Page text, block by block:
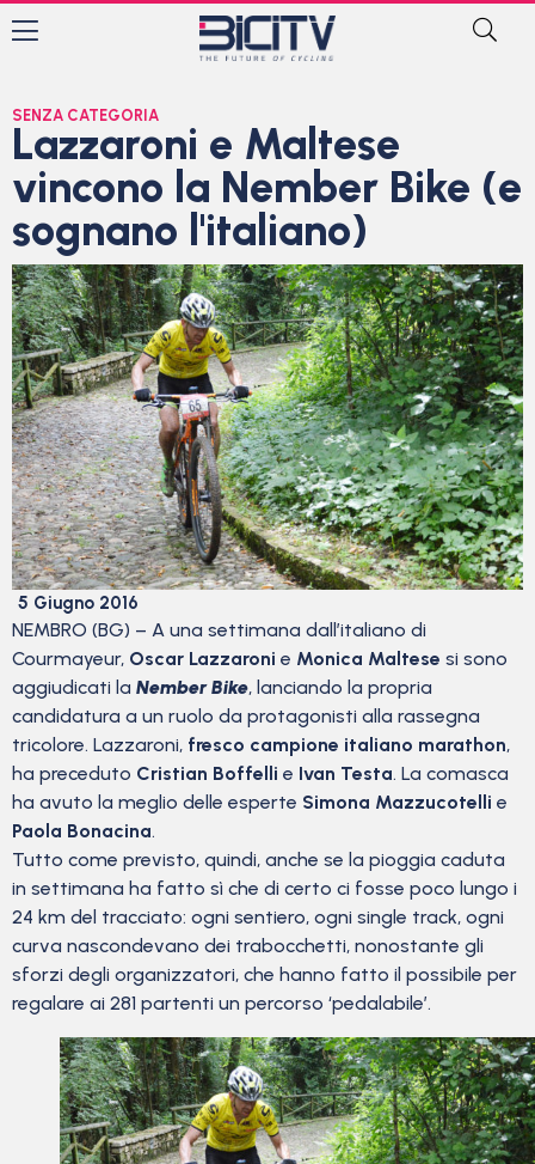
SENZA CATEGORIA
Lazzaroni e Maltese
vincono la Nember Bike (e
sognano l'italiano)
5 Giugno 2016
NEMBRO (BG) – A una settimana dall’italiano di
Courmayeur, Oscar Lazzaroni e Monica Maltese si sono
aggiudicati la Nember Bike, lanciando la propria
candidatura a un ruolo da protagonisti alla rassegna
tricolore. Lazzaroni, fresco campione italiano marathon,
ha preceduto Cristian Boffelli e Ivan Testa. La comasca
ha avuto la meglio delle esperte Simona Mazzucotelli e
Paola Bonacina.
Tutto come previsto, quindi, anche se la pioggia caduta
in settimana ha fatto sì che di certo ci fosse poco lungo i
24 km del tracciato: ogni sentiero, ogni single track, ogni
curva nascondevano dei trabocchetti, nonostante gli
sforzi degli organizzatori, che hanno fatto il possibile per
regalare ai 281 partenti un percorso ‘pedalabile’.